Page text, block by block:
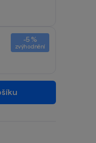
-5 %
zvýhodnění